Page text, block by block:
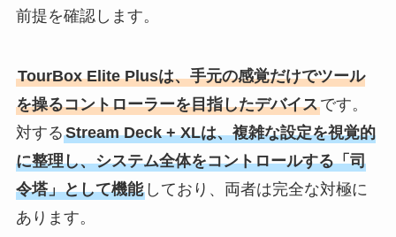
前提を確認します。
TourBox Elite Plusは、手元の感覚だけでツール
を操るコントローラーを目指したデバイスです。
対するStream Deck + XLは、複雑な設定を視覚的
に整理し、システム全体をコントロールする「司
令塔」として機能しており、両者は完全な対極に
あります。